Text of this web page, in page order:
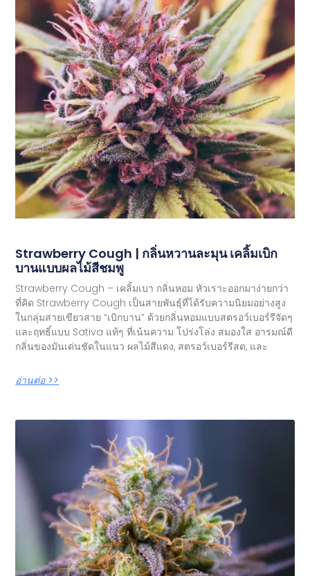
Strawberry Cough | กลิ่นหวานละมุน เคลิ้มเบิก
บานแบบผลไม้สีชมพู
Strawberry Cough – เคลิ้มเบา กลิ่นหอม หัวเราะออกมาง่ายกว่า
ที่คิด Strawberry Cough เป็นสายพันธุ์ที่ได้รับความนิยมอย่างสูง
ในกลุ่มสายเขียวสาย “เบิกบาน” ด้วยกลิ่นหอมแบบสตรอว์เบอร์รีจัดๆ
และฤทธิ์แบบ Sativa แท้ๆ ที่เน้นความ โปร่งโล่ง สมองใส อารมณ์ดี
กลิ่นของมันเด่นชัดในแนว ผลไม้สีแดง, สตรอว์เบอร์รีสด, และ
อ่านต่อ >>